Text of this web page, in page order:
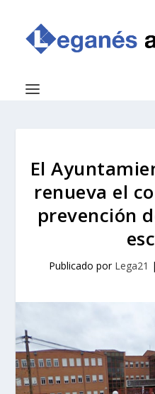
El
renueva el
prevención
Publicado por Lega21 |